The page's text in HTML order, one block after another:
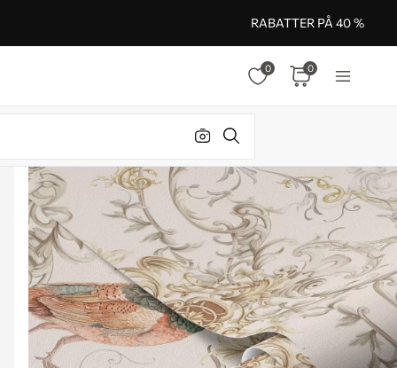
RABATTER PÅ 40 %
0 0